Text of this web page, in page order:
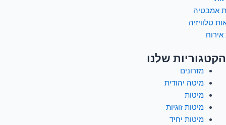
אמבטיה
טלוויזיה
הקטגוריות שלנו
מזרונים
מיטה יהודית
מיטות
מיטות זוגיות
מיטות יחיד